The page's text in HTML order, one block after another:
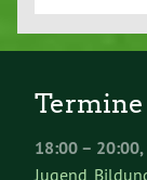
Termine
18:00– 20:00,
Jugend,